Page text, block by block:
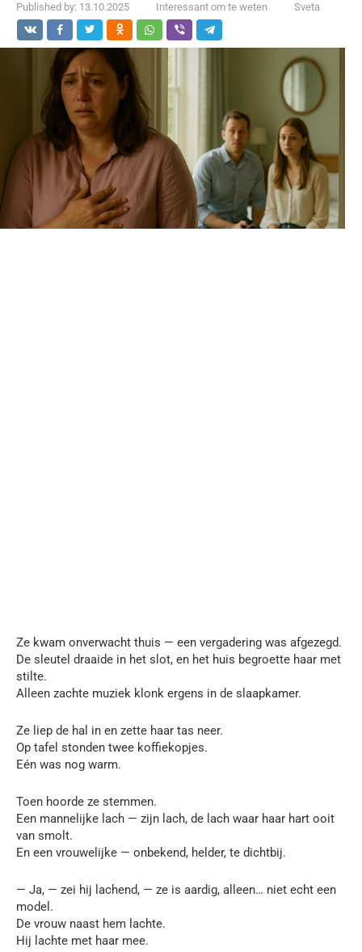
Published by: 13.10.2025 Interessant om te weten Sveta
Ze kwam onverwacht thuis — een vergadering was afgezegd.
De sleutel draaide in het slot, en het huis begroette haar met
stilte.
Alleen zachte muziek klonk ergens in de slaapkamer.
Ze liep de hal in en zette haar tas neer.
Op tafel stonden twee koffiekopjes.
Eén was nog warm.
Toen hoorde ze stemmen.
Een mannelijke lach — zijn lach, de lach waar haar hart ooit
van smolt.
En een vrouwelijke — onbekend, helder, te dichtbij.
— Ja, — zei hij lachend, — ze is aardig, alleen… niet echt een
model.
De vrouw naast hem lachte.
Hij lachte met haar mee.